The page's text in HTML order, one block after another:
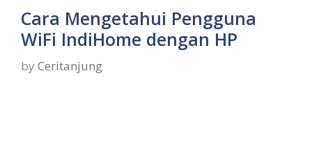
Cara Mengetahui Pengguna
WiFi IndiHome dengan HP
by Ceritanjung